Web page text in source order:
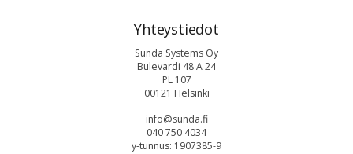
Yhteystiedot
Sunda Systems Oy
Bulevardi 48 A 24
PL 107
00121 Helsinki
info@sunda.fi
040 750 4034
y-tunnus: 1907385-9